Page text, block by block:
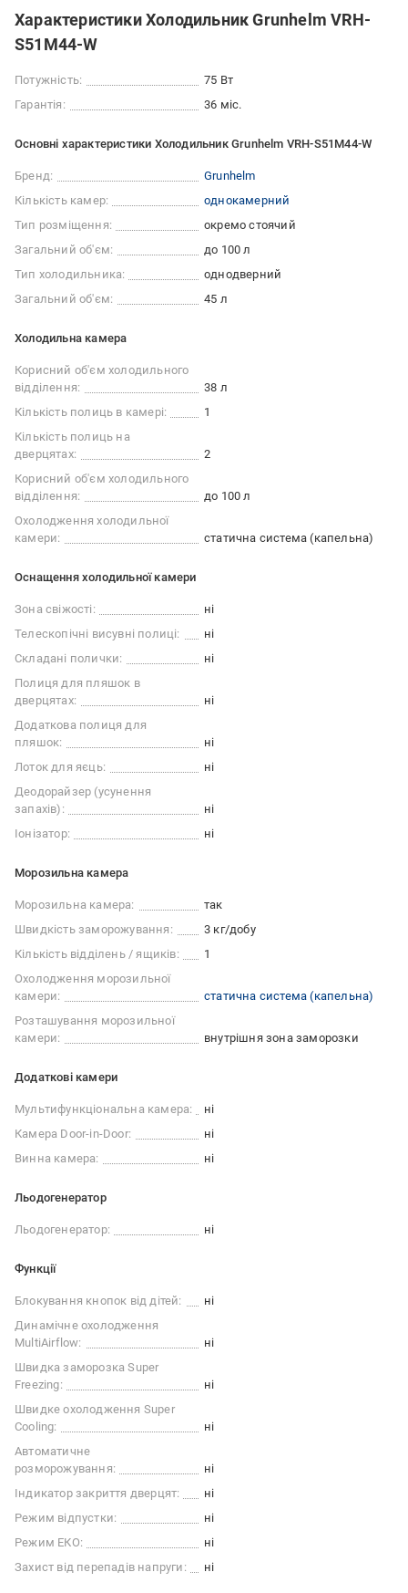
Характеристики Холодильник Grunhelm VRH-
S51M44-W
Потужність:
75 Вт
Гарантія:
36 міс.
Основні характеристики Холодильник Grunhelm VRH-S51M44-W
Бренд:
Grunhelm
Кількість камер:
однокамерний
Тип розміщення:
окремо стоячий
Загальний об'єм:
до 100 л
Тип холодильника:
однодверний
Загальний об'єм:
45 л
Холодильна камера
Корисний об'єм холодильного
відділення:
38 л
Кількість полиць в камері:
1
Кількість полиць на
дверцятах:
2
Корисний об'єм холодильного
відділення:
до 100 л
Охолодження холодильної
камери:
cтатична система (капельна)
Оснащення холодильної камери
Зона свіжості:
ні
Телескопічні висувні полиці:
ні
Складані полички:
ні
Полиця для пляшок в
дверцятах:
ні
Додаткова полиця для
пляшок:
ні
Лоток для яєць:
ні
Деодорайзер (усунення
запахів):
ні
Іонізатор:
ні
Морозильна камера
Морозильна камера:
так
Швидкість заморожування:
3 кг/добу
Кількість відділень / ящиків:
1
Охолодження морозильної
камери:
cтатична система (капельна)
Розташування морозильної
камери:
внутрішня зона заморозки
Додаткові камери
Мультифункціональна камера:
ні
Камера Door-in-Door:
ні
Винна камера:
ні
Льодогенератор
Льодогенератор: ні
Функції
Блокування кнопок від дітей:
ні
Динамічне охолодження
MultiAirflow:
ні
Швидка заморозка Super
Freezing:
ні
Швидке охолодження Super
Сooling:
ні
Автоматичне
розморожування:
ні
Індикатор закриття дверцят:
ні
Режим відпустки:
ні
Режим ЕКО:
ні
Захист від перепадів напруги:
ні